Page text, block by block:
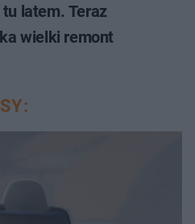
latem. Teraz
wielki remont